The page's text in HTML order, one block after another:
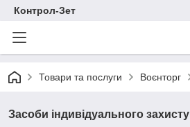
Контрол-Зет
Товари та послуги Воєнторг
Засоби індивідуального захисту